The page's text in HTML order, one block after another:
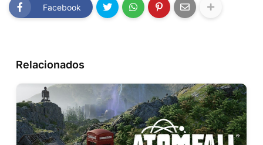
Facebook
Relacionados